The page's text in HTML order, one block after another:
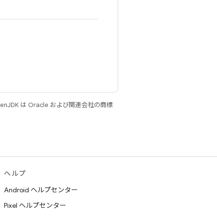
は Oracle および関連会社の商標
ヘルプ
Android ヘルプセンター
Pixel ヘルプセンター